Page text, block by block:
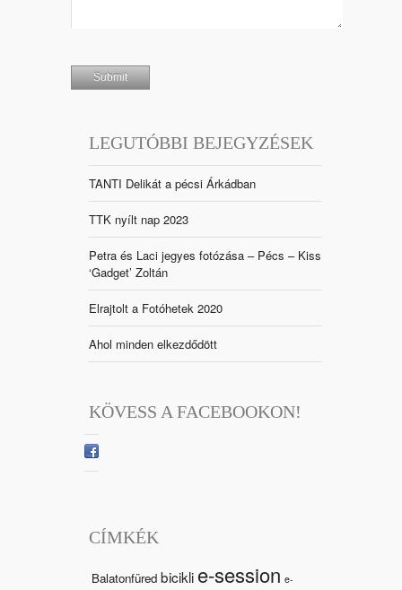
LEGUTÓBBI BEJEGYZÉSEK
TANTI Delikát a pécsi Árkádban
TTK nyílt nap 2023
Petra és Laci jegyes fotózása – Pécs – Kiss
‘Gadget’ Zoltán
Elrajtolt a Fotóhetek 2020
Ahol minden elkezdődött
KÖVESS A FACEBOOKON!
CÍMKÉK
Balatonfüred bicikli e-session e-